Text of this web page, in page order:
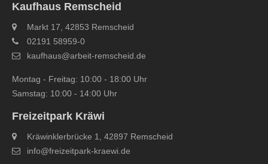
Kaufhaus Remscheid
Markt 17, 42853 Remscheid
02191 58959-0
kaufhaus@arbeit-remscheid.de
Montag - Freitag: 10:00 - 18:00 Uhr
Samstag: 10:00 - 14:00 Uhr
Freizeitpark Kräwi
Kräwinklerbrücke 1, 42897 Remscheid
info@freizeitpark‐kraewi.de